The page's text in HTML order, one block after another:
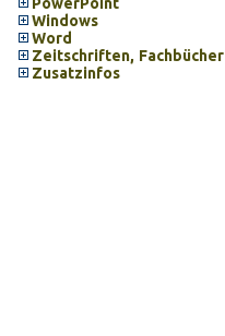
Windows
Word
Zeitschriften, Fachbücher
Zusatzinfos